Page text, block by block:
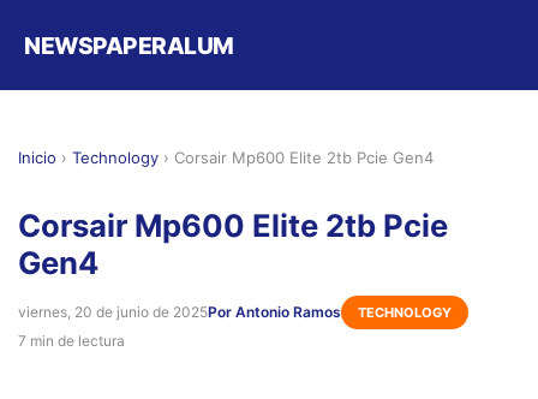
NEWSPAPERALUM
Inicio › Technology › Corsair Mp600 Elite 2tb Pcie Gen4
Corsair Mp600 Elite 2tb Pcie
Gen4
viernes, 20 de junio de 2025Por Antonio Ramos TECHNOLOGY
7 min de lectura